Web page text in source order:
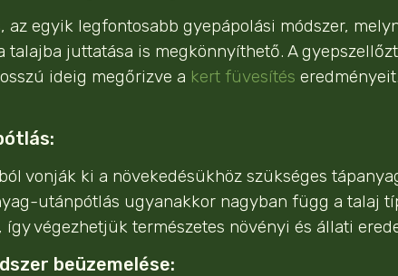
az egyik legfontosabb gyepápolási módszer,
talajba juttatása is megkönnyíthető. A
ideig megőrizve a kert füvesítés
vonják ki a növekedésükhöz szükséges
utánpótlás ugyanakkor nagyban függ a talaj
végezhetjük természetes növényi és állati
beüzemelése: